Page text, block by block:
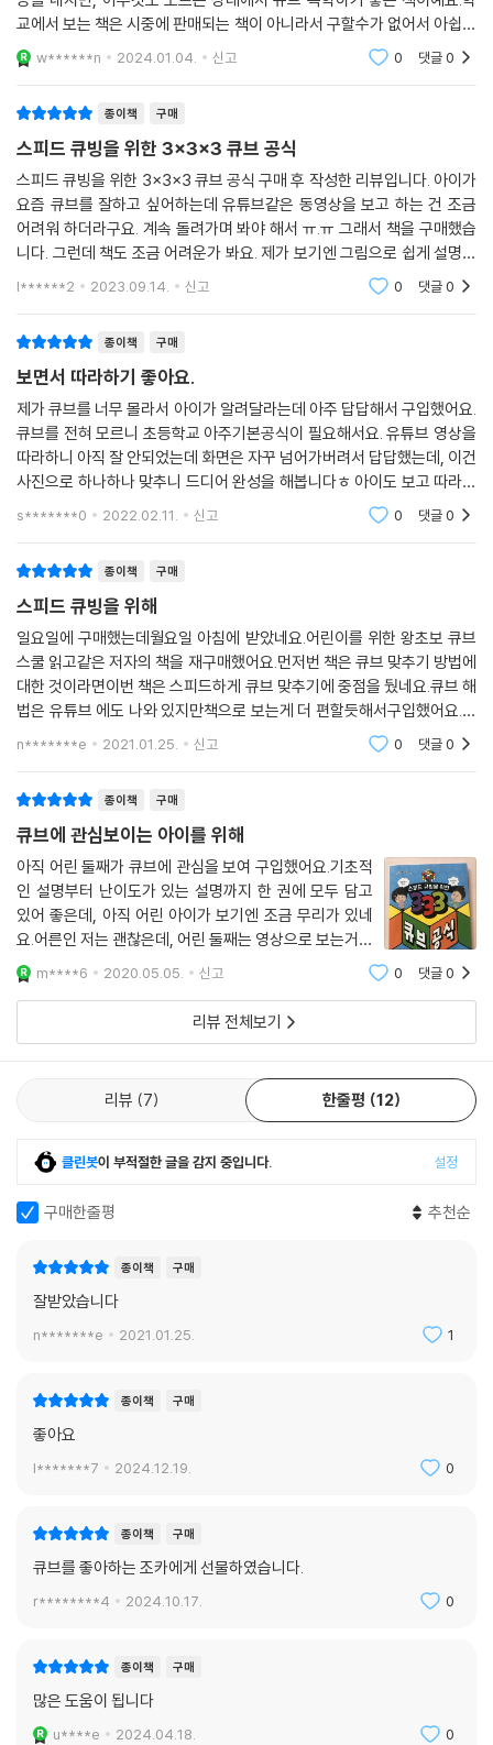
양을 정확하게 볼 수 있다. 또한, QR코드로 동영상과 바로 연결할 수 있어
더욱 이해하기 쉽다.
교에서 보는 책은 시중에 판매되는 책이 아니라서 구할수가 없어서 아쉽지
만, 그래도 시판되는 큐브 관련 책 중에서 제일 쉽게 써 있는것 같아요.아직
갈 길이 멀지만
w******n 2024.01.04. 신고 0 댓글0
종이책 구매
스피드 큐빙을 위한 3×3×3 큐브 공식
스피드 큐빙을 위한 3×3×3 큐브 공식 구매 후 작성한 리뷰입니다. 아이가
요즘 큐브를 잘하고 싶어하는데 유튜브같은 동영상을 보고 하는 건 조금
어려워 하더라구요. 계속 돌려가며 봐야 해서 ㅠ.ㅠ 그래서 책을 구매했습
니다. 그런데 책도 조금 어려운가 봐요. 제가 보기엔 그림으로 쉽게 설명되
어 있는 것 같은데.. 차근차근 하다보면 고수가 되겠죠? ㅎ 그림으로 깔끔
l******2 2023.09.14. 신고 0 댓글0
종이책 구매
보면서 따라하기 좋아요.
제가 큐브를 너무 몰라서 아이가 알려달라는데 아주 답답해서 구입했어요.
큐브를 전혀 모르니 초등학교 아주기본공식이 필요해서요. 유튜브 영상을
따라하니 아직 잘 안되었는데 화면은 자꾸 넘어가버려서 답답했는데, 이건
사진으로 하나하나 맞추니 드디어 완성을 해봅니다ㅎ 아이도 보고 따라하
면서 곧잘 합니다 .그런데 중간부분을 한번 놓치니 다시 맨 앞으로 돌려 하
s*******0 2022.02.11. 신고 0 댓글0
종이책 구매
스피드 큐빙을 위해
일요일에 구매했는데월요일 아침에 받았네요.어린이를 위한 왕초보 큐브
스쿨 읽고같은 저자의 책을 재구매했어요.먼저번 책은 큐브 맞추기 방법에
대한 것이라면이번 책은 스피드하게 큐브 맞추기에 중점을 뒀네요.큐브 해
법은 유튜브 에도 나와 있지만책으로 보는게 더 편할듯해서구입했어요.아
직은 큐브 기록이 1분대지만30초 대 기록을 위해서연습 많이 해야 겠어요.
n*******e 2021.01.25. 신고 0 댓글0
종이책 구매
큐브에 관심보이는 아이를 위해
아직 어린 둘째가 큐브에 관심을 보여 구입했어요.기초적
인 설명부터 난이도가 있는 설명까지 한 권에 모두 담고
있어 좋은데, 아직 어린 아이가 보기엔 조금 무리가 있네
요.어른인 저는 괜찮은데, 어린 둘째는 영상으로 보는거랑
달리 사진으로만 보니까 더 어렵게 느껴진다고 합니다. 그
래도 초등인 첫째는 잘 이해하고 잘 따라하더라구요~ 큐
브의 가장 기본적인 것들과 여러 공식들이
m****6 2020.05.05. 신고 0 댓글0
리뷰 전체보기
리뷰 7 한줄평 12
클린봇이 부적절한 글을 감지 중입니다. 설정
구매한줄평 추천순
종이책 구매
잘받았습니다
n*******e 2021.01.25. 1
종이책 구매
좋아요
l*******7 2024.12.19. 0
종이책 구매
큐브를 좋아하는 조카에게 선물하였습니다.
r********4 2024.10.17. 0
종이책 구매
많은 도움이 됩니다
u****e 2024.04.18. 0